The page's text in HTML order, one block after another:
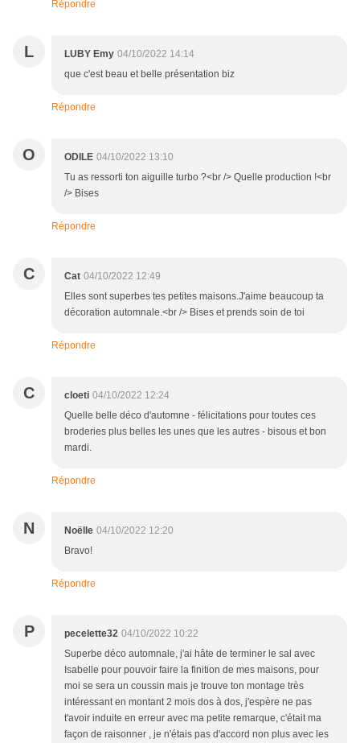
Répondre
L LUBY Emy 04/10/2022 14:14
que c'est beau et belle présentation biz
Répondre
O ODILE 04/10/2022 13:10
Tu as ressorti ton aiguille turbo ?<br /> Quelle production !<br
/> Bises
Répondre
C Cat 04/10/2022 12:49
Elles sont superbes tes petites maisons.J'aime beaucoup ta
décoration automnale.<br /> Bises et prends soin de toi
Répondre
C cloeti 04/10/2022 12:24
Quelle belle déco d'automne - félicitations pour toutes ces
broderies plus belles les unes que les autres - bisous et bon
mardi.
Répondre
N Noëlle 04/10/2022 12:20
Bravo!
Répondre
P pecelette32 04/10/2022 10:22
Superbe déco automnale, j'ai hâte de terminer le sal avec
Isabelle pour pouvoir faire la finition de mes maisons, pour
moi se sera un coussin mais je trouve ton montage très
intéressant en montant 2 mois dos à dos, j'espère ne pas
t'avoir induite en erreur avec ma petite remarque, c'était ma
façon de raisonner , je n'étais pas d'accord non plus avec les